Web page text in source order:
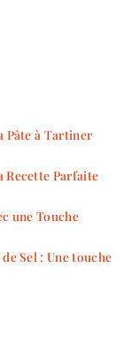
Pâte à Tartiner
Recette Parfaite
une Touche
Sel : Une touche